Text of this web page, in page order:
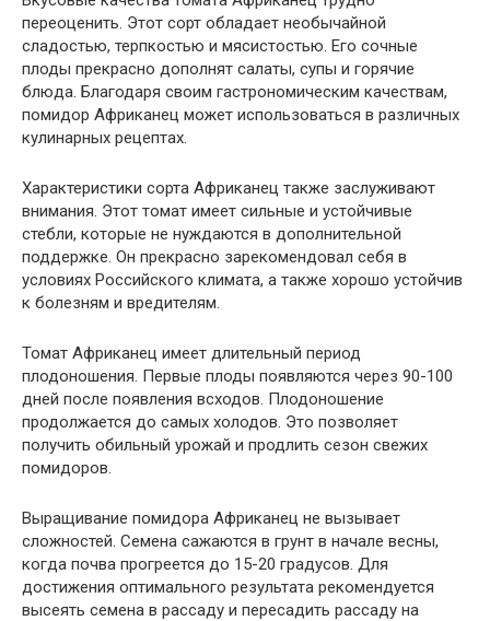
переоценить. Этот сорт обладает необычайной
сладостью, терпкостью и мясистостью. Его сочные
плоды прекрасно дополнят салаты, супы и горячие
блюда. Благодаря своим гастрономическим качествам,
помидор Африканец может использоваться в различных
кулинарных рецептах.
Характеристики сорта Африканец также заслуживают
внимания. Этот томат имеет сильные и устойчивые
стебли, которые не нуждаются в дополнительной
поддержке. Он прекрасно зарекомендовал себя в
условиях Российского климата, а также хорошо устойчив
к болезням и вредителям.
Томат Африканец имеет длительный период
плодоношения. Первые плоды появляются через 90-100
дней после появления всходов. Плодоношение
продолжается до самых холодов. Это позволяет
получить обильный урожай и продлить сезон свежих
помидоров.
Выращивание помидора Африканец не вызывает
сложностей. Семена сажаются в грунт в начале весны,
когда почва прогреется до 15-20 градусов. Для
достижения оптимального результата рекомендуется
высеять семена в рассаду и пересадить рассаду на